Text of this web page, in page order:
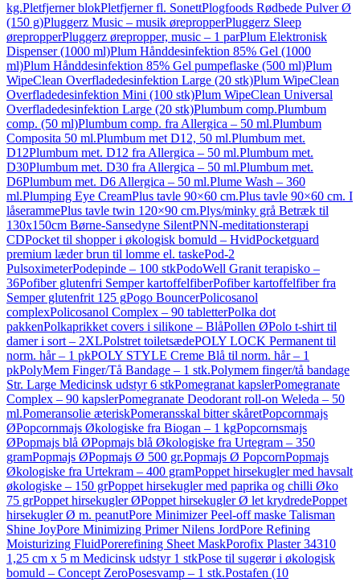
kg.Pletfjerner blokPletfjerner fl. SonettPlogfoods Rødbede Pulver Ø
(150 g)Pluggerz Music – musik ørepropperPluggerz Sleep
ørepropperPluggerz ørepropper, music – 1 parPlum Elektronisk
Dispenser (1000 ml)Plum Hånddesinfektion 85% Gel (1000
ml)Plum Hånddesinfektion 85% Gel pumpeflaske (500 ml)Plum
WipeClean Overfladedesinfektion Large (20 stk)Plum WipeClean
Overfladedesinfektion Mini (100 stk)Plum WipeClean Universal
Overfladedesinfektion Large (20 stk)Plumbum comp.Plumbum
comp. (50 ml)Plumbum comp. fra Allergica – 50 ml.Plumbum
Composita 50 ml.Plumbum met D12, 50 ml.Plumbum met.
D12Plumbum met. D12 fra Allergica – 50 ml.Plumbum met.
D30Plumbum met. D30 fra Allergica – 50 ml.Plumbum met.
D6Plumbum met. D6 Allergica – 50 ml.Plume Wash – 360
ml.Plumping Eye CreamPlus tavle 90×60 cm.Plus tavle 90×60 cm. I
låserammePlus tavle twin 120×90 cm.Plys/minky grå Betræk til
130x150cm Børne-Sansedyne SilentPNN-meditationsterapi
CDPocket til shopper i økologisk bomuld – HvidPocketguard
premium læder brun til lomme el. taskePod-2
PulsoximeterPodepinde – 100 stkPodoWell Granit terapisko –
36Pofiber glutenfri Semper kartoffelfiberPofiber kartoffelfiber fra
Semper glutenfrit 125 gPogo BouncerPolicosanol
complexPolicosanol Complex – 90 tabletterPolka dot
pakkenPolkaprikket covers i silikone – BlåPollen ØPolo t-shirt til
damer i sort – 2XLPolstret toiletsædePOLY LOCK Permanent til
norm. hår – 1 pkPOLY STYLE Creme Blå til norm. hår – 1
pkPolyMem Finger/Tå Bandage – 1 stk.Polymem finger/tå bandage
Str. Large Medicinsk udstyr 6 stkPomegranat kapslerPomegranate
Complex – 90 kapslerPomegranate Deodorant roll-on Weleda – 50
ml.Pomeransolie æteriskPomeransskal bitter skåretPopcornmajs
ØPopcornmajs Økologiske fra Biogan – 1 kgPopcornsmajs
ØPopmajs blå ØPopmajs blå Økologiske fra Urtegram – 350
gramPopmajs ØPopmajs Ø 500 gr.Popmajs Ø PopcornPopmajs
Økologiske fra Urtekram – 400 gramPoppet hirsekugler med havsalt
økologiske – 150 grPoppet hirsekugler med paprika og chilli Øko
75 grPoppet hirsekugler ØPoppet hirsekugler Ø let krydredePoppet
hirsekugler Ø m. peanutPore Minimizer Peel-off maske Talisman
Shine JoyPore Minimizing Primer Nilens JordPore Refining
Moisturizing FluidPorerefining Sheet MaskPorofix Plaster 34310
1,25 cm x 5 m Medicinsk udstyr 1 stkPose til sugerør i økologisk
bomuld – Concept ZeroPosesvamp – 1 stk.Postafen (10